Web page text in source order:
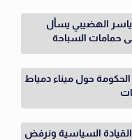
ياسر الهضيبي يسأل
حمامات السباحة
حول ميناء دمياط
القيادة السياسية ونرفض